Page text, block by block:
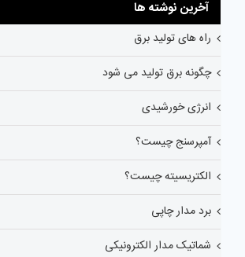
آخرین نوشته ها
راه های تولید برق
چگونه برق تولید می شود
انرژی خورشیدی
آمپرسنج چیست؟
الکتریسیته چیست؟
برد مدار چاپی
شماتیک مدار الکترونیکی